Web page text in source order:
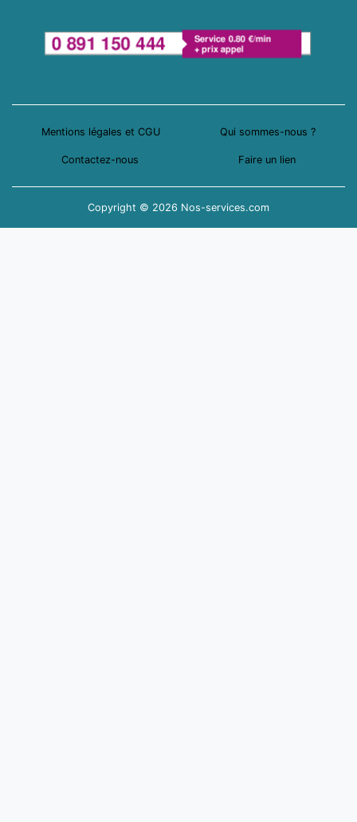
Mentions légales et CGU Qui sommes-nous ?
Contactez-nous Faire un lien
Copyright © 2026 Nos-services.com